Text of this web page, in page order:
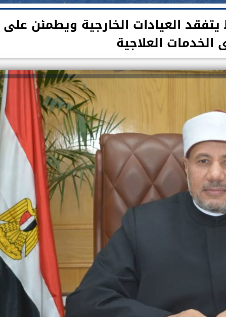
العيادات الخارجية ويطمئن على
العلاجية
حدث بمستشفيات جامعة اسيوط....
فريق طبي بقسم الأنف والأذن
والحنجرة ينجح في استئصال ورم خبيث
من...
اعلن الدكتور طارق على ، القائم بأعمال